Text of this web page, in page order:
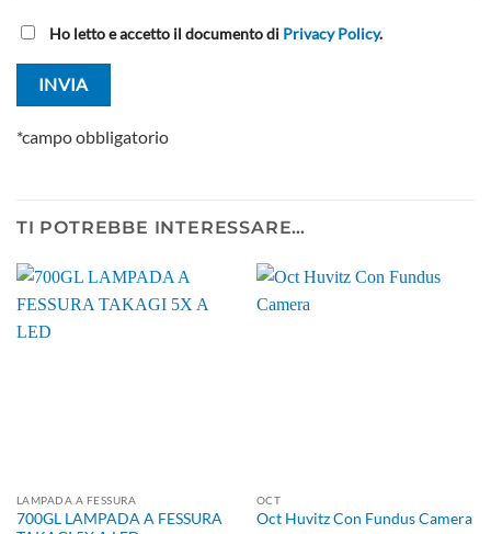
Ho letto e accetto il documento di Privacy Policy.
*campo obbligatorio
TI POTREBBE INTERESSARE…
LAMPADA A FESSURA
700GL LAMPADA A FESSURA
OCT
Oct Huvitz Con Fundus Camera